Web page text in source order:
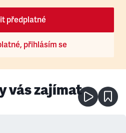
předplatné
přihlásím se
vás zajímat